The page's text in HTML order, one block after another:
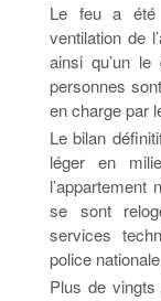
Le feu a été
ventilation de
ainsi qu’un
personnes
en charge par
Le bilan
léger en
l’appartement
se sont
services
police
Plus de